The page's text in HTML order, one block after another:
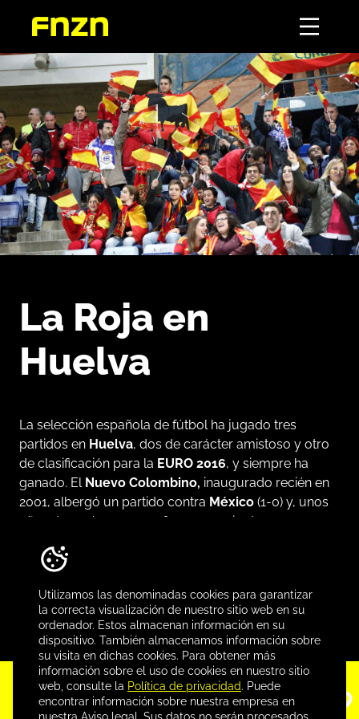
La Roja en
Huelva
La selección española de fútbol ha jugado tres
partidos en Huelva, dos de carácter amistoso y otro
de clasificación para la EURO 2016, y siempre ha
ganado. El Nuevo Colombino, inaugurado recién en
2001, albergó un partido contra México (1-0) y, unos
años después, en 2008, fue escenario de un
Finalmente, en 2014, albergó un
paraFrancia 2016.
Conoce más, descarga
Utilizamos las denominadas cookies para garantizar
la correcta visualización de nuestro sitio web en su
ordenador. Estos almacenan información en su
dispositivo. También almacenamos información sobre
su visita en dichas cookies. Para obtener más
información sobre el uso de cookies en nuestro sitio
web, consulte la Política de privacidad. Puede
encontrar información sobre nuestra empresa en
nuestra Aviso legal. Sus datos no serán procesados